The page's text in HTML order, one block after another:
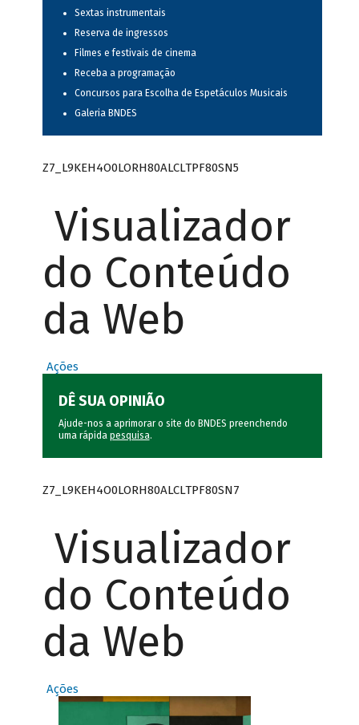
Sextas instrumentais
Reserva de ingressos
Filmes e festivais de cinema
Receba a programação
Concursos para Escolha de Espetáculos Musicais
Galeria BNDES
Z7_L9KEH4O0LORH80ALCLTPF80SN5
Visualizador
do Conteúdo
da Web
Ações
DÊ SUA OPINIÃO
Ajude-nos a aprimorar o site do BNDES preenchendo
uma rápida pesquisa.
Z7_L9KEH4O0LORH80ALCLTPF80SN7
Visualizador
do Conteúdo
da Web
Ações